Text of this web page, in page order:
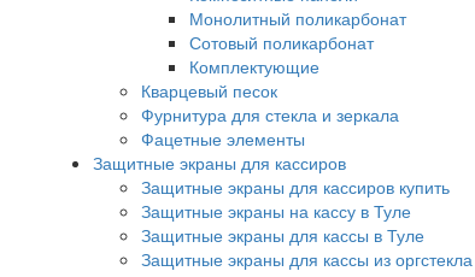
Монолитный поликарбонат
Сотовый поликарбонат
Комплектующие
Кварцевый песок
Фурнитура для стекла и зеркала
Фацетные элементы
Защитные экраны для кассиров
Защитные экраны для кассиров купить
Защитные экраны на кассу в Туле
Защитные экраны для кассы в Туле
Защитные экраны для кассы из